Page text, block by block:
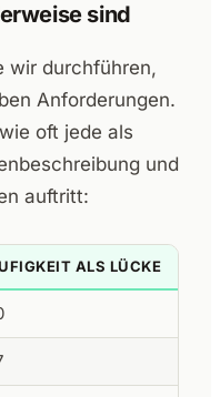
sind
wir durchführen,
Anforderungen.
oft jede als
und
auftritt:
ALS LÜCKE